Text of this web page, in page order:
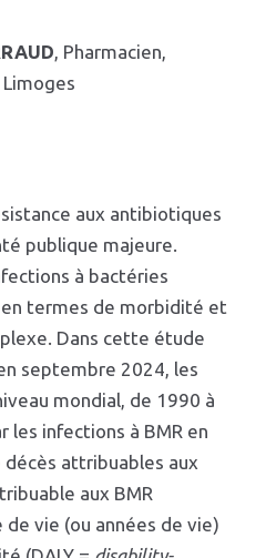
, Pharmacien,
aux antibiotiques
publique majeure.
à bactéries
termes de morbidité et
Dans cette étude
septembre 2024, les
mondial, de 1990 à
les infections à BMR en
attribuables aux
aux BMR
vie (ou années de vie)